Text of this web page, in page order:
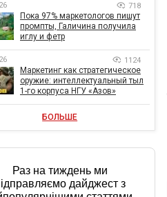
718
Пока 97% маркетологов пишут
промпты, Галичина получила
иглу и фетр
1124
Маркетинг как стратегическое
оружие: интеллектуальный тыл
1-го корпуса НГУ «Азов»
БОЛЬШЕ
Раз на тиждень ми
дайджест з